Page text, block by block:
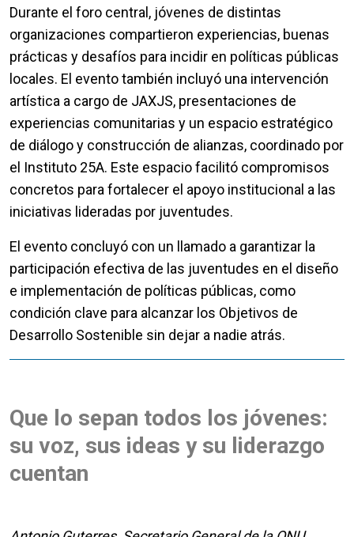
Durante el foro central, jóvenes de distintas
organizaciones compartieron experiencias, buenas
prácticas y desafíos para incidir en políticas públicas
locales. El evento también incluyó una intervención
artística a cargo de JAXJS, presentaciones de
experiencias comunitarias y un espacio estratégico
de diálogo y construcción de alianzas, coordinado por
el Instituto 25A. Este espacio facilitó compromisos
concretos para fortalecer el apoyo institucional a las
iniciativas lideradas por juventudes.
El evento concluyó con un llamado a garantizar la
participación efectiva de las juventudes en el diseño
e implementación de políticas públicas, como
condición clave para alcanzar los Objetivos de
Desarrollo Sostenible sin dejar a nadie atrás.
Que lo sepan todos los jóvenes:
su voz, sus ideas y su liderazgo
cuentan